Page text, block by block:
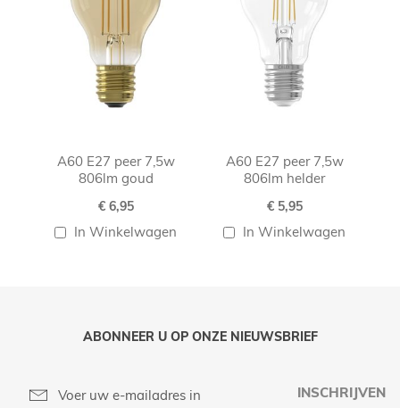
A60 E27 peer 7,5w
806lm goud
€ 6,95
In Winkelwagen
A60 E27 peer 7,5w
806lm helder
€ 5,95
In Winkelwagen
ABONNEER U OP ONZE NIEUWSBRIEF
INSCHRIJVEN